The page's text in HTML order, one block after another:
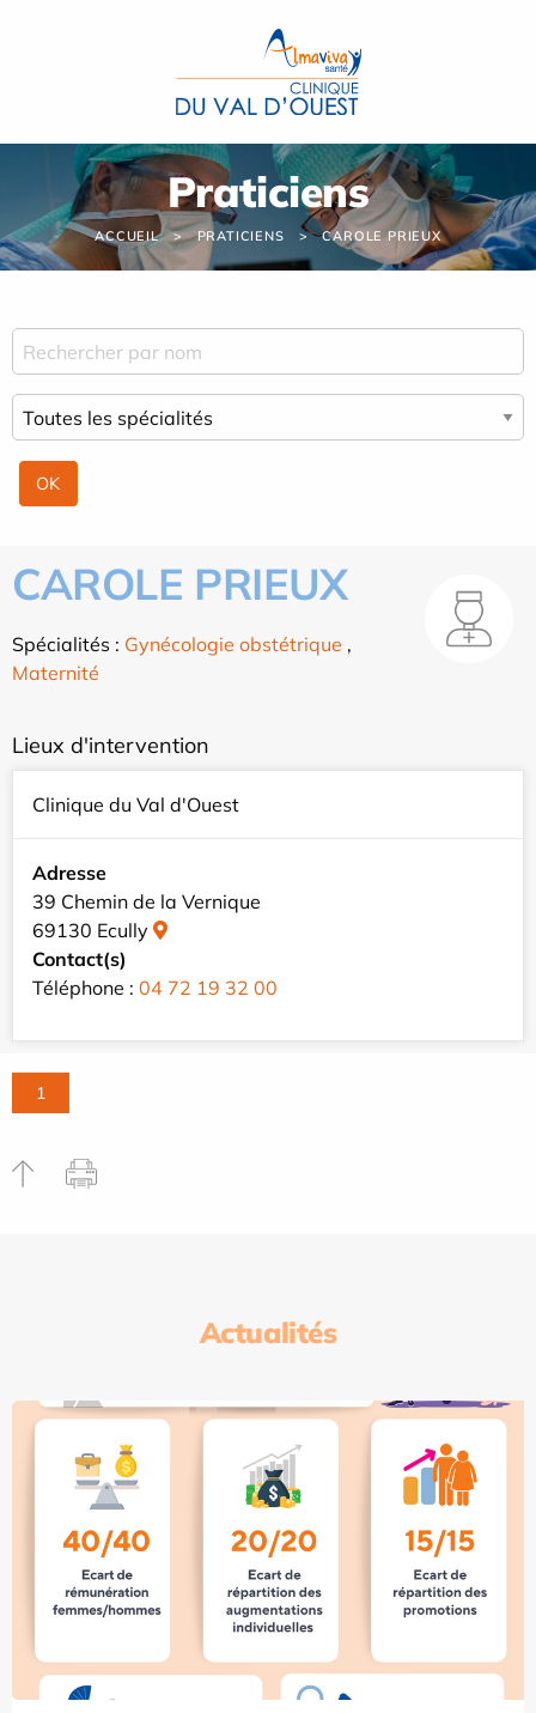
Praticiens
ACCUEIL PRATICIENS CAROLE PRIEUX
CAROLE PRIEUX
Spécialités : Gynécologie obstétrique ,
Maternité
Lieux d'intervention
Clinique du Val d'Ouest
Adresse
39 Chemin de la Vernique
69130 Ecully
Contact(s)
Téléphone : 04 72 19 32 00
1
Actualités